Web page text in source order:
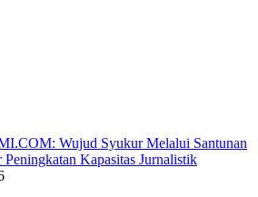
Wujud Syukur Melalui Santunan
Kapasitas Jurnalistik